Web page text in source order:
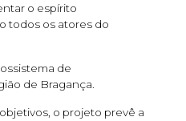
o espírito
todos os atores do
de
de Bragança.
o projeto prevê a